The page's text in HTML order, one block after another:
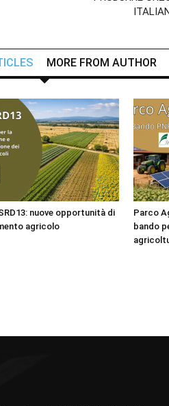
MORE FROM AUTHOR
nuove opportunità di
agricolo
Parco
bando